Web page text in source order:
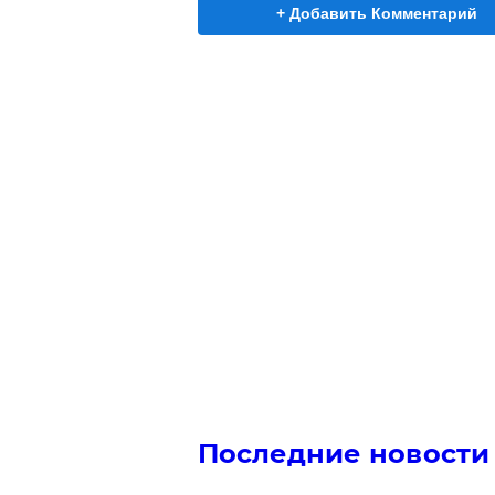
+ Добавить Комментарий
Последние новости